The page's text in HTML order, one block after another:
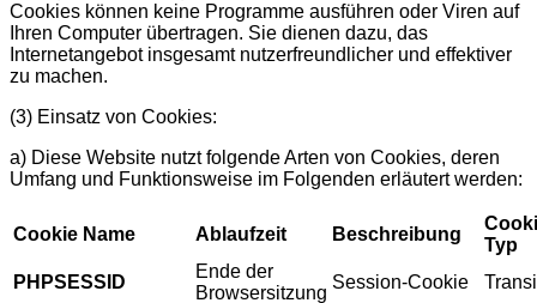
Cookies können keine Programme ausführen oder Viren auf
Ihren Computer übertragen. Sie dienen dazu, das
Internetangebot insgesamt nutzerfreundlicher und effektiver
zu machen.
(3) Einsatz von Cookies:
a) Diese Website nutzt folgende Arten von Cookies, deren
Umfang und Funktionsweise im Folgenden erläutert werden:
Cookie Name Ablaufzeit Beschreibung
Typ
PHPSESSID
Ende der
Browsersitzung
Session-Cookie